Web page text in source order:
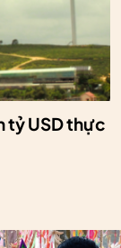
tỷ USD thực